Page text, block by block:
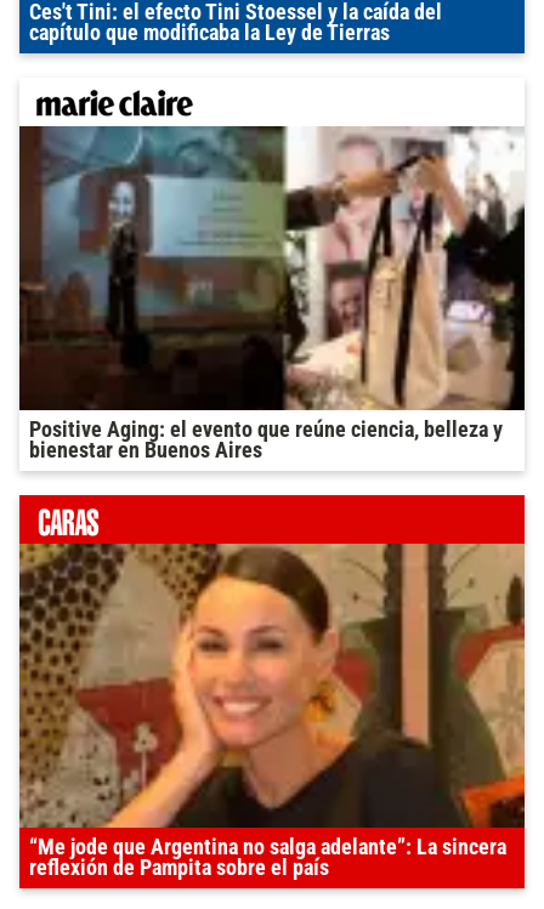
Ces't Tini: el efecto Tini Stoessel y la caída del
capítulo que modificaba la Ley de Tierras
Positive Aging: el evento que reúne ciencia, belleza y
bienestar en Buenos Aires
“Me jode que Argentina no salga adelante”: La sincera
reflexión de Pampita sobre el país